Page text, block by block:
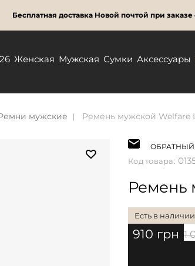
Бесплатная доставка Новой почтой при
Женская Мужская Сумки Аксессуары
мужские Ремень мужской Welfare
Код товара:
Ремень
Есть в наличии
910 грн 1